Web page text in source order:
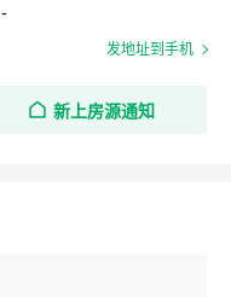
-
发地址到手机
新上房源通知